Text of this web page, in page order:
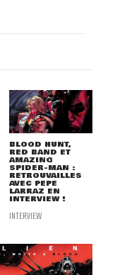
BLOOD HUNT,
RED BAND ET
AMAZING
SPIDER-MAN :
RETROUVAILLES
AVEC PEPE
LARRAZ EN
INTERVIEW !
INTERVIEW